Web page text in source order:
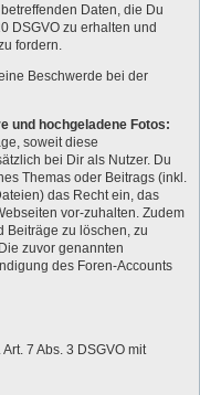
Daten, die Du
DSGVO zu erhalten und
fordern.
Beschwerde bei der
und hochgeladene Fotos:
soweit diese
bei Dir als Nutzer. Du
Themas oder Beitrags (inkl.
das Recht ein, das
vor-zuhalten. Zudem
Beiträge zu löschen, zu
zuvor genannten
des Foren-Accounts
7 Abs. 3 DSGVO mit